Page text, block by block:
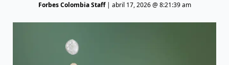
Forbes Colombia Staff| abril 17, 2026 @ 8:21:39 am